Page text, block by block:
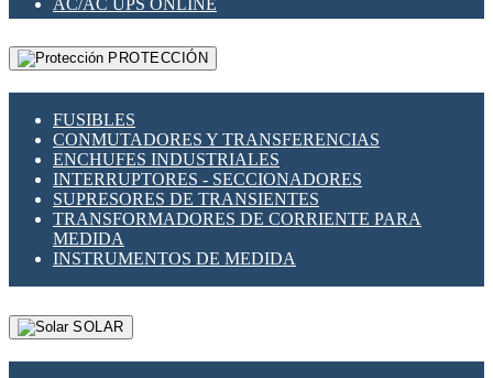
MESHTASTIC
PROTECCIÓN
FUSIBLES
CONMUTADORES Y TRANSFERENCIAS
ENCHUFES INDUSTRIALES
INTERRUPTORES - SECCIONADORES
SUPRESORES DE TRANSIENTES
TRANSFORMADORES DE CORRIENTE PARA
MEDIDA
INSTRUMENTOS DE MEDIDA
SOLAR